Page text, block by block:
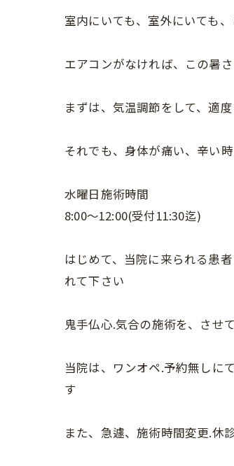
室内にいても、室外にいても
エアコンがなければ、この暑
まずは、気温調節をして、適
それでも、身体が痛い、辛い
水曜日施術時間
8:00〜12:00(受付11:30迄)
はじめて、当院に来られる患
れて下さい
鬼手仏心.気合の施術を、させ
当院は、ワンオペ.予約無しに
す
また、急遽、施術時間変更.休